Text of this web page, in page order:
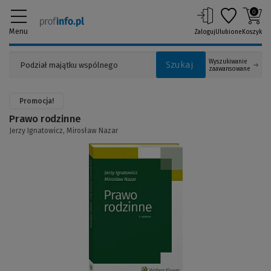
Menu
Szukaj
Wyszukiwanie
zaawansowane
ZalogujUlubione
0
Koszyk
Promocja!
(Link
innej
strony)
Prawo rodzinne
Jerzy Ignatowicz, Mirosław Nazar